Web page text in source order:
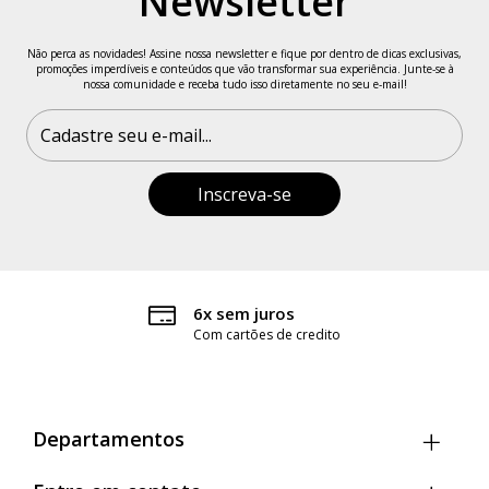
Veste tamanho P
Altura: 1,66 m
Cintura: 66 cm
Quadril: 99 cm
Não perca as novidades! Assine nossa newsletter e fique por dentro de dicas exclusivas,
promoções imperdíveis e conteúdos que vão transformar sua experiência. Junte-se à
nossa comunidade e receba tudo isso diretamente no seu e-mail!
6x sem juros
Com cartões de credito
Departamentos